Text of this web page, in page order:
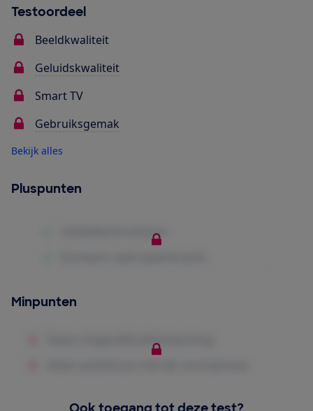
Testoordeel
Beeldkwaliteit
Geluidskwaliteit
Smart TV
Gebruiksgemak
Bekijk alles
Pluspunten
Minpunten